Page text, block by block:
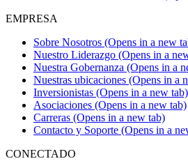
EMPRESA
Sobre Nosotros (Opens in a new
Nuestro Liderazgo (Opens in a
Nuestra Gobernanza (Opens in a
Nuestras ubicaciones (Opens in a
Inversionistas (Opens in a new tab)
Asociaciones (Opens in a new tab)
Carreras (Opens in a new tab)
Contacto y Soporte (Opens in a
CONECTADO